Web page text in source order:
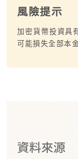
風險提示
加密貨幣投資具
可能損失全部本
資料來源